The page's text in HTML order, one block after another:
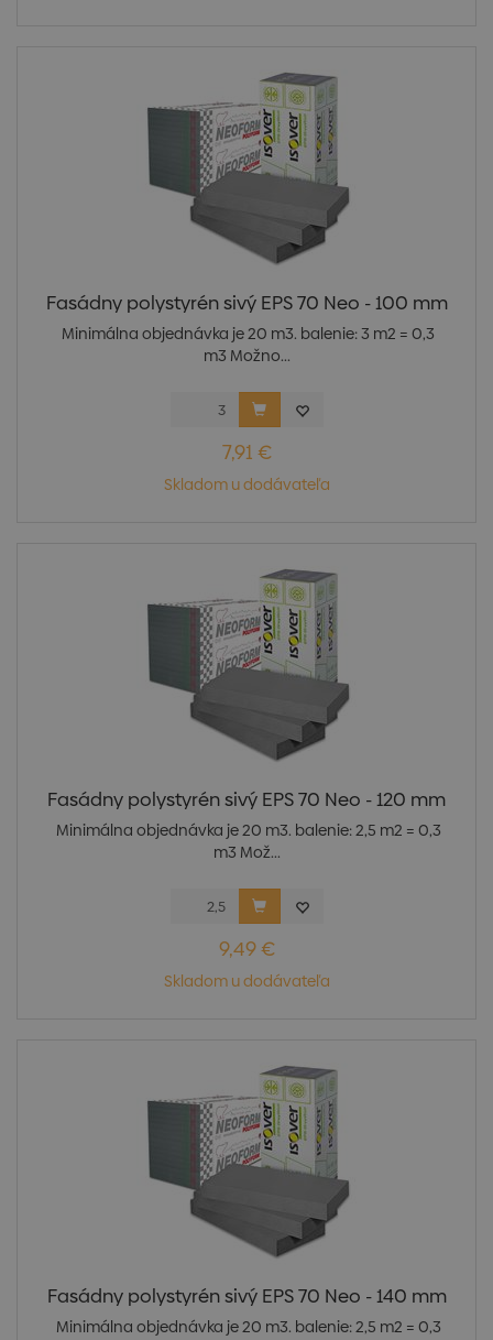
Fasádny polystyrén sivý EPS 70 Neo - 100 mm
Minimálna objednávka je 20 m3. balenie: 3 m2 = 0,3
m3 Možno...
7,91 €
Skladom u dodávateľa
Fasádny polystyrén sivý EPS 70 Neo - 120 mm
Minimálna objednávka je 20 m3. balenie: 2,5 m2 = 0,3
m3 Mož...
9,49 €
Skladom u dodávateľa
Fasádny polystyrén sivý EPS 70 Neo - 140 mm
Minimálna objednávka je 20 m3. balenie: 2,5 m2 = 0,3